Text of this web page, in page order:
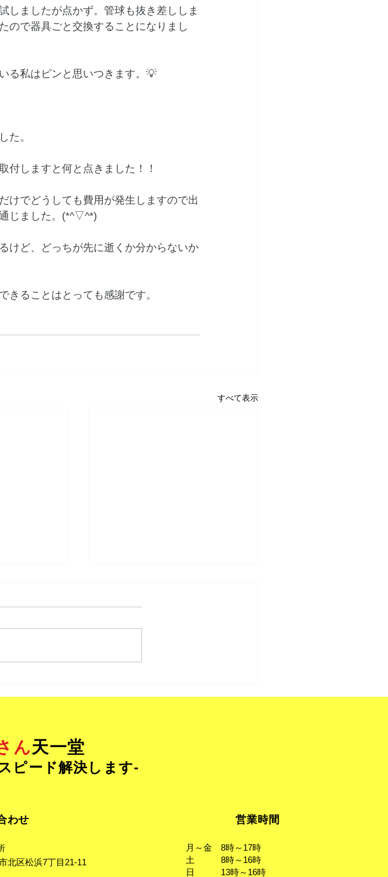
しましたが点かず。管球も抜き差ししま
ので器具ごと交換することになりまし
る私はピンと思いつきます。💡
た。
付しますと何と点きました！！
けでどうしても費用が発生しますので出
じました。(*^▽^*)
けど、どっちが先に逝くか分からないか
きることはとっても感謝です。
すべて表示
ん天一堂
ピード解決します-
わせ
北区松浜7丁目21-11
営業時間
月～金 8時～17時
土 8時～16時
日 13時～16時